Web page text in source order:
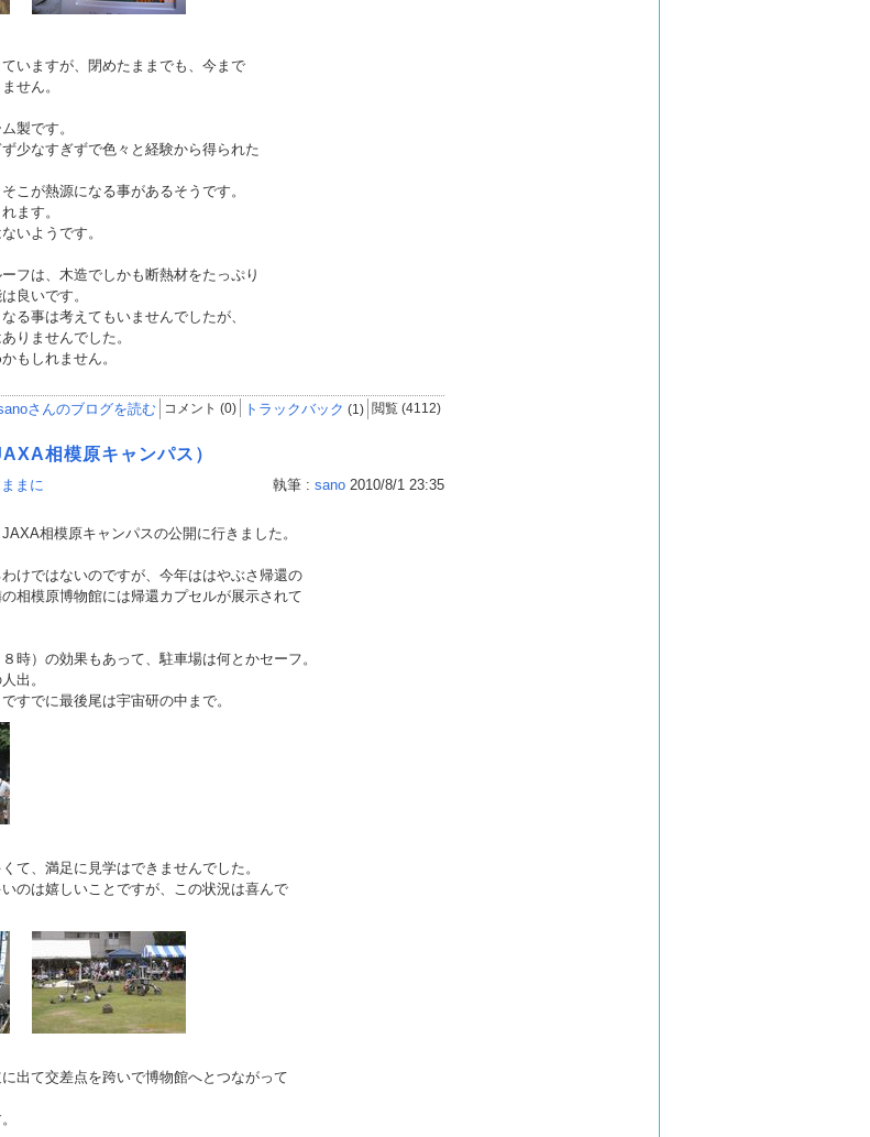
いますが、閉めたままでも、今まで
せん。
製です。
少なすぎずで色々と経験から得られた
こが熱源になる事があるそうです。
ます。
いようです。
フは、木造でしかも断熱材をたっぷり
良いです。
る事は考えてもいませんでしたが、
りませんでした。
もしれません。
さんのブログを読む
コメント (0) トラックバック (1) 閲覧 (4112)
相模原キャンパス）
まに 執筆 : sano 2010/8/1 23:35
相模原キャンパスの公開に行きました。
けではないのですが、今年ははやぶさ帰還の
相模原博物館には帰還カプセルが展示されて
時）の効果もあって、駐車場は何とかセーフ。
出。
すでに最後尾は宇宙研の中まで。
て、満足に見学はできませんでした。
のは嬉しいことですが、この状況は喜んで
出て交差点を跨いで博物館へとつながって